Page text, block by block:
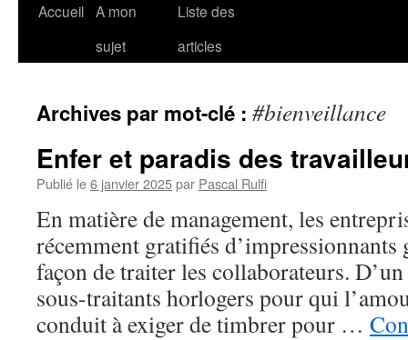
Accueil A mon
sujet
Liste des
articles
Archives par mot-clé : #bienveillance
Enfer et paradis des
Publié le6 janvier 2025par Pascal Rulfi
En matière de management, les
récemment gratifiés d’impressionnants
façon de traiter les collaborateurs.
sous-traitants horlogers pour qui
conduit à exiger de timbrer pour …